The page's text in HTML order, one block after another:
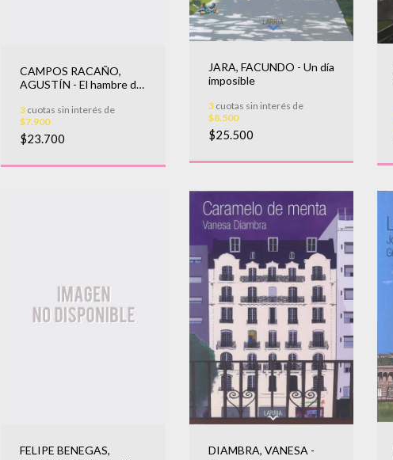
CAMPOS RACAÑO,
AGUSTÍN - El hambre de
3 cuotas sin interés de
$7.900
$23.700
JARA, FACUNDO - Un día
imposible
3cuotas sin interés de
$8.500
$25.500
FELIPE BENEGAS,
DIAMBRA, VANESA -